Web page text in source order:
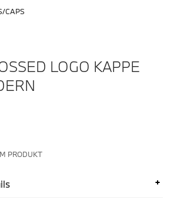
CAPS
LOGO KAPPE
PRODUKT